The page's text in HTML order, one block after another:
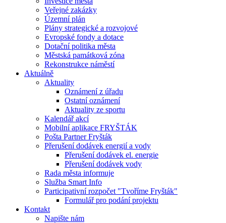
Veřejné zakázky
Územní plán
Plány strategické a rozvojové
Evropské fondy a dotace
Dotační politika města
Městská památková zóna
Rekonstrukce náměstí
Aktuálně
Aktuality
Oznámení z úřadu
Ostatní oznámení
Aktuality ze sportu
Kalendář akcí
Mobilní aplikace FRYŠTÁK
Pošta Partner Fryšták
Přerušení dodávek energií a vody
Přerušení dodávek el. energie
Přerušení dodávek vody
Rada města informuje
Služba Smart Info
Participativní rozpočet "Tvoříme Fryšták"
Formulář pro podání projektu
Kontakt
Napište nám